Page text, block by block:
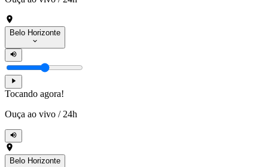
Belo Horizonte
Tocando agora!
Ouça ao vivo / 24h
Belo Horizonte